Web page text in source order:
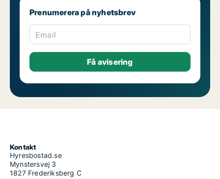
Prenumerera på nyhetsbrev
Email
Kontakt
Hyresbostad.se
Mynstersvej 3
1827 Frederiksberg C